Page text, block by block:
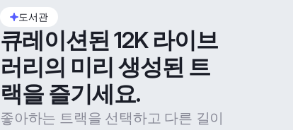
도서관
큐레이션된 12K 라이브
러리의 미리 생성된 트
랙을 즐기세요.
좋아하는 트랙을 선택하고 다른 길이